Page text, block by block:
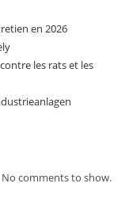
en 2026
les rats et les
No comments to show.